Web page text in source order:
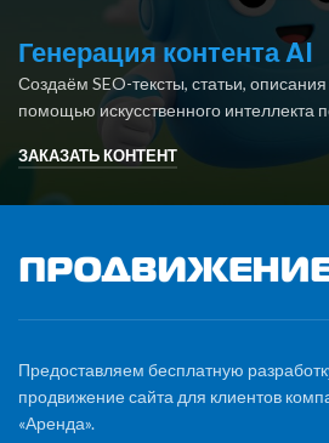
Генерация контента AI
Создаём SEO-тексты, статьи,
помощью искусственного интеллекта
ЗАКАЗАТЬ КОНТЕНТ
Предоставляем бесплатную
продвижение сайта для клиентов
«Аренда».